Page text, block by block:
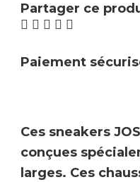
Partager ce
Paiement
Ces sneakers
conçues
larges. Ces